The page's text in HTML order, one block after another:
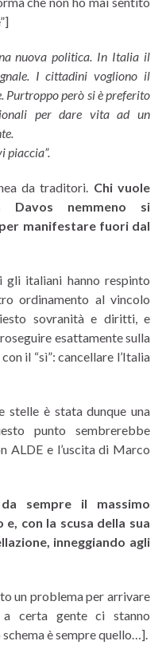
nuova politica. In Italia il
I cittadini vogliono il
Purtroppo però si è preferito
per dare vita ad un
piaccia”.
da traditori. Chi vuole
Davos nemmeno si
manifestare fuori dal
gli italiani hanno respinto
ordinamento al vincolo
sovranità e diritti, e
esattamente sulla
il “sì”: cancellare l’Italia
stelle è stata dunque una
punto sembrerebbe
ALDE e l’uscita di Marco
sempre il massimo
con la scusa della sua
inneggiando agli
un problema per arrivare
certa gente ci stanno
è sempre quello…].